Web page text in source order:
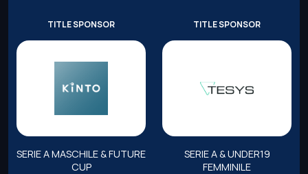
TITLE SPONSOR
SERIE A MASCHILE & FUTURE
CUP
TITLE SPONSOR
SERIE A & UNDER19
FEMMINILE